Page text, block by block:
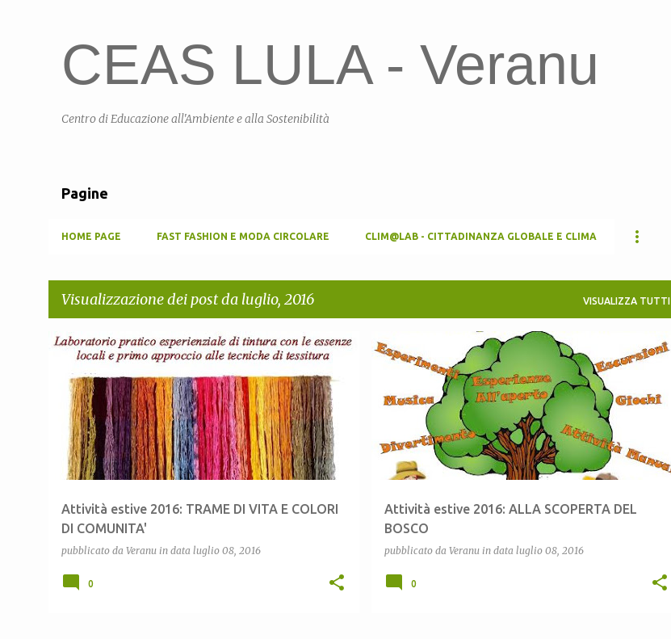
CEAS LULA - Veranu
Centro di Educazione all'Ambiente e alla Sostenibilità
Pagine
HOME PAGE FAST FASHION E MODA CIRCOLARE CLIM@LAB - CITTADINANZA GLOBALE E CLIMA
Visualizzazione dei post da luglio, 2016 VISUALIZZA TUTTI
Attività estive 2016: TRAME DI VITA E COLORI
DI COMUNITA'
pubblicato da Veranu in data luglio 08, 2016
CEASLULA CEASSARDEGNA COMUNE DI LULA +
0
Attività estive 2016: ALLA SCOPERTA DEL
BOSCO
pubblicato da Veranu in data luglio 08, 2016
ALLASCOPERTADELBOSCO CEASLULA +2
0